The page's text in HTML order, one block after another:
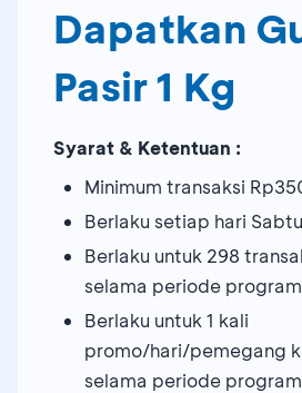
Dapatkan
Pasir 1 Kg
Syarat & Ketentuan :
Minimum transaksi
Berlaku setiap hari
Berlaku untuk 298
selama periode program
Berlaku untuk 1 kali
promo/hari/pemegang
selama periode program